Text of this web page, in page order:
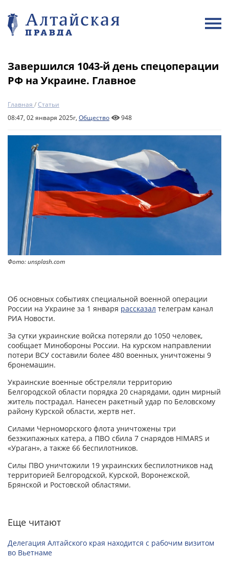
Завершился 1043-й день спецоперации
РФ на Украине. Главное
Главная /Статьи
08:47, 02 января 2025г, Общество 948
Фото: unsplash.com
Об основных событиях специальной военной операции
России на Украине за 1 января рассказал телеграм канал
РИА Новости.
За сутки украинские войска потеряли до 1050 человек,
сообщает Минобороны России. На курском направлении
потери ВСУ составили более 480 военных, уничтожены 9
бронемашин.
Украинские военные обстреляли территорию
Белгородской области порядка 20 снарядами, один мирный
житель пострадал. Нанесен ракетный удар по Беловскому
району Курской области, жертв нет.
Силами Черноморского флота уничтожены три
безэкипажных катера, а ПВО сбила 7 снарядов HIMARS и
«Ураган», а также 66 беспилотников.
Силы ПВО уничтожили 19 украинских беспилотников над
территорией Белгородской, Курской, Воронежской,
Брянской и Ростовской областями.
Еще читают
Делегация Алтайского края находится с рабочим визитом
во Вьетнаме